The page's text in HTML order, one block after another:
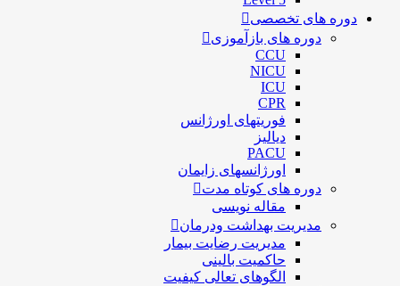
دوره های تخصصی
دوره های بازآموزی
CCU
NICU
ICU
CPR
فوریتهای اورژانس
دیالیز
PACU
اورژانسهای زایمان
دوره های کوتاه مدت
مقاله نویسی
مدیریت بهداشت ودرمان
مديريت رضايت بيمار
حاكميت بالينی
الگوهای تعالی کيفيت